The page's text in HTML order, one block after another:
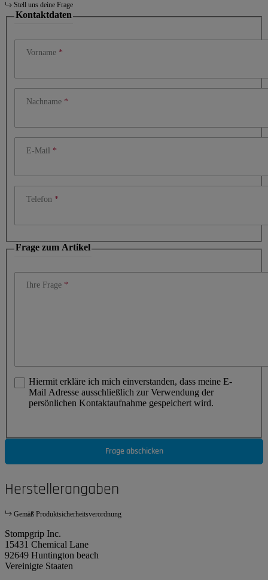
Stell uns deine Frage
Kontaktdaten
Vorname
Nachname
E-Mail
Telefon
Frage zum Artikel
Ihre Frage
Hiermit erkläre ich mich einverstanden, dass meine E-
Mail Adresse ausschließlich zur Verwendung der
persönlichen Kontaktaufnahme gespeichert wird.
Frage abschicken
Herstellerangaben
Gemäß Produktsicherheitsverordnung
Stompgrip Inc.
15431 Chemical Lane
92649 Huntington beach
Vereinigte Staaten